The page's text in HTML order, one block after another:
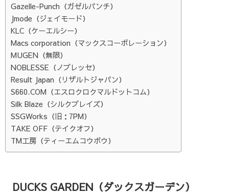
Gazelle-Punch（ガゼルパンチ）
Jmode（ジェイモード）
KLC（ケーエルシー）
Macs corporation（マックスコーポレーション）
MUGEN（無限）
NOBLESSE（ノブレッセ）
Result Japan（リザルトジャパン）
S660.COM（エスロクロクマルドットコム）
Silk Blaze（シルクブレイズ）
SSGWorks（旧：7PM）
TAKE OFF（テイクオフ）
TM工房（ティーエムコウボウ）
DUCKS GARDEN（ダックスガーデン）